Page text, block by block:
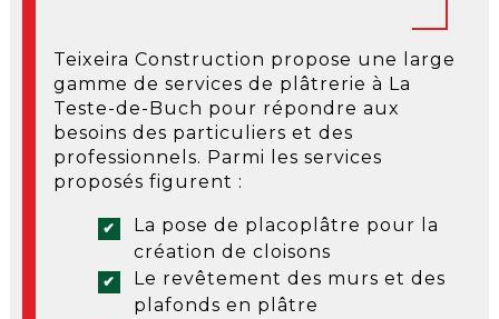
Teixeira Construction propose une large
gamme de services de plâtrerie à La
Teste-de-Buch pour répondre aux
besoins des particuliers et des
professionnels. Parmi les services
proposés figurent :
La pose de placoplâtre pour la
création de cloisons
Le revêtement des murs et des
plafonds en plâtre